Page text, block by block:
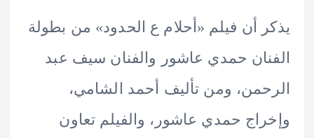
أن فيلم «أحلام ع الحدود» من بطولة
حمدي عاشور والفنان سيف عبد
ومن تأليف أحمد الشامي،
حمدي عاشور، والفيلم تعاون